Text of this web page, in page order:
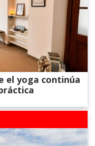
el yoga continúa